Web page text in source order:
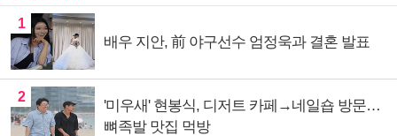
1
배우 지안, 前 야구선수 엄정욱과 결혼 발표
2
'미우새' 현봉식, 디저트 카페→네일숍 방문…
뼈족발 맛집 먹방